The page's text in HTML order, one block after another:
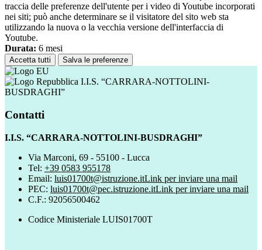
traccia delle preferenze dell'utente per i video di Youtube incorporati
nei siti; può anche determinare se il visitatore del sito web sta
utilizzando la nuova o la vecchia versione dell'interfaccia di
Youtube.
Durata: 6 mesi
Accetta tutti Salva le preferenze
I.I.S. “CARRARA-NOTTOLINI-
BUSDRAGHI”
Contatti
I.I.S. “CARRARA-NOTTOLINI-BUSDRAGHI”
Via Marconi, 69 - 55100 - Lucca
Tel: +39 0583 955178
Email: luis01700t@istruzione.itLink per inviare una mail
PEC: luis01700t@pec.istruzione.itLink per inviare una mail
C.F.: 92056500462
Codice Ministeriale LUIS01700T